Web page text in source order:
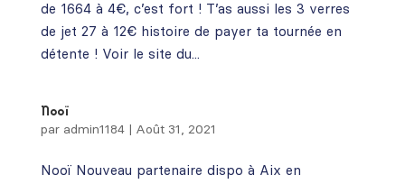
de 1664 à 4€, c’est fort ! T’as aussi les 3 verres
de jet 27 à 12€ histoire de payer ta tournée en
détente ! Voir le site du...
Nooï
par admin1184| Août 31, 2021
Nooï Nouveau partenaire dispo à Aix en